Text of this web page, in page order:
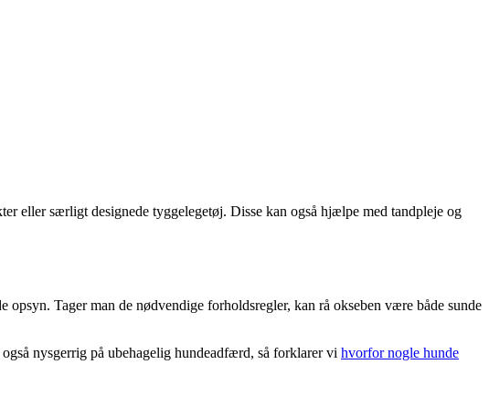
eller særligt designede tyggelegetøj. Disse kan også hjælpe med tandpleje og
Tager man de nødvendige forholdsregler, kan rå okseben være både sunde
nysgerrig på ubehagelig hundeadfærd, så forklarer vi hvorfor nogle hunde